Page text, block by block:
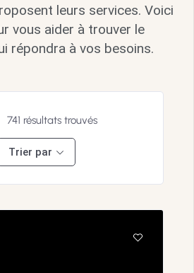
leurs services. Voici
vous aider à trouver le
répondra à vos besoins.
741 résultats trouvés
Trier par